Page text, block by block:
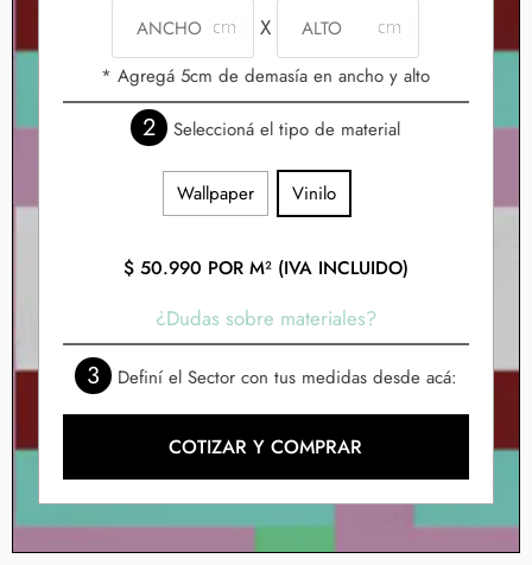
X
* Agregá 5cm de demasía en ancho y alto
2 Seleccioná el tipo de material
Wallpaper Vinilo
$50.990 POR M² (IVA INCLUIDO)
¿Dudas sobre materiales?
3 Definí el Sector con tus medidas desde acá:
COTIZAR Y COMPRAR